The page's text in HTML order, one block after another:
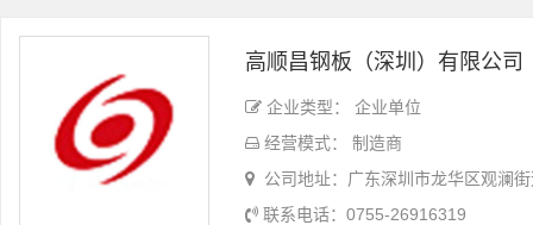
高顺昌钢板（深圳）有限公司
企业类型： 企业单位
经营模式： 制造商
公司地址：广东深圳市龙华区观澜街道
联系电话：0755-26916319